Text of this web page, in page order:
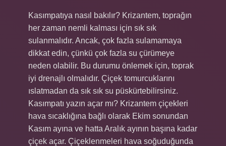
Kasımpatıya nasıl bakılır? Krizantem, toprağın
her zaman nemli kalması için sık sık
sulanmalıdır. Ancak, çok fazla sulamamaya
dikkat edin, çünkü çok fazla su çürümeye
neden olabilir. Bu durumu önlemek için, toprak
iyi drenajlı olmalıdır. Çiçek tomurcuklarını
ıslatmadan da sık sık su püskürtebilirsiniz.
Kasımpatı yazın açar mı? Krizantem çiçekleri
hava sıcaklığına bağlı olarak Ekim sonundan
Kasım ayına ve hatta Aralık ayının başına kadar
çiçek açar. Çiçeklenmeleri hava soğuduğunda